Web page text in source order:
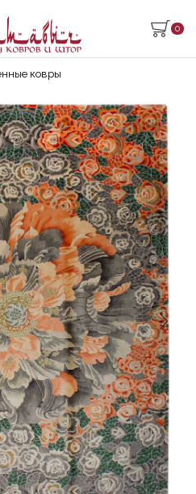
0
ковры